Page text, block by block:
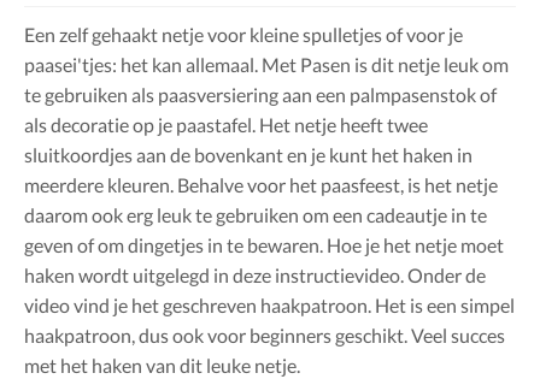
Een zelf gehaakt netje voor kleine spulletjes of voor je
paasei'tjes: het kan allemaal. Met Pasen is dit netje leuk om
te gebruiken als paasversiering aan een palmpasenstok of
als decoratie op je paastafel. Het netje heeft twee
sluitkoordjes aan de bovenkant en je kunt het haken in
meerdere kleuren. Behalve voor het paasfeest, is het netje
daarom ook erg leuk te gebruiken om een cadeautje in te
geven of om dingetjes in te bewaren. Hoe je het netje moet
haken wordt uitgelegd in deze instructievideo. Onder de
video vind je het geschreven haakpatroon. Het is een simpel
haakpatroon, dus ook voor beginners geschikt. Veel succes
met het haken van dit leuke netje.